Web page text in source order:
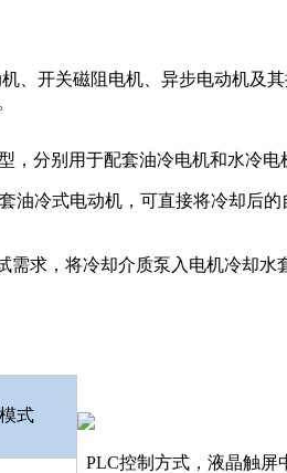
开关磁阻电机、异步电动机及
分别用于配套油冷电机和水冷电
油冷式电动机，可直接将冷却后
求，将冷却介质泵入电机冷却水
式
PLC控制方式，液晶触屏